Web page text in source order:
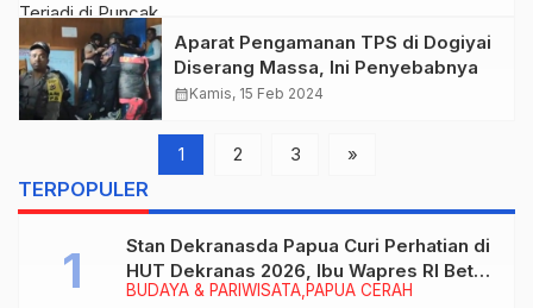
Aparat Pengamanan TPS di Dogiyai
Diserang Massa, Ini Penyebabnya
calendar_monthKamis, 15 Feb 2024
1 2 3 »
TERPOPULER
BUDAYA & PARIWISATA PAPUA CERAH
Stan Dekranasda Papua Curi Perhatian di
HUT Dekranas 2026, Ibu Wapres RI Betah
Menikmati Karya Perajin